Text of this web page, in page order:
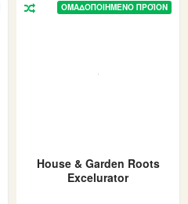
ΟΜΑΔΟΠΟΙΗΜΈΝΟ ΠΡΟΪΌΝ
House & Garden Roots
Excelurator